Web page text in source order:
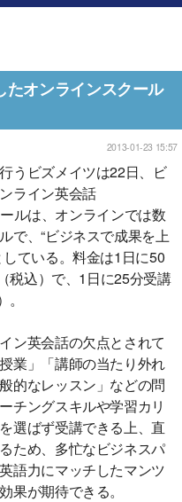
たオンラインスクール
2013-01-23 15:57
うビズメイツは22日、ビ
ライン英会話
ルは、オンラインでは数
で、“ビジネスで成果を上
ている。料金は1日に50
税込）で、1日に25分受講
ン英会話の欠点とされて
業」「講師の当たり外れ
的なレッスン」などの問
チングスキルや学習カリ
選ばず受講できる上、直
ため、多忙なビジネスパ
語力にマッチしたマンツ
果が期待できる。